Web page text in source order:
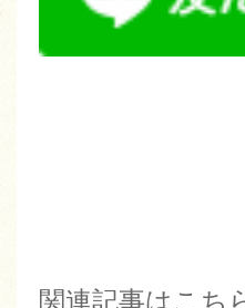
関連記事はこち